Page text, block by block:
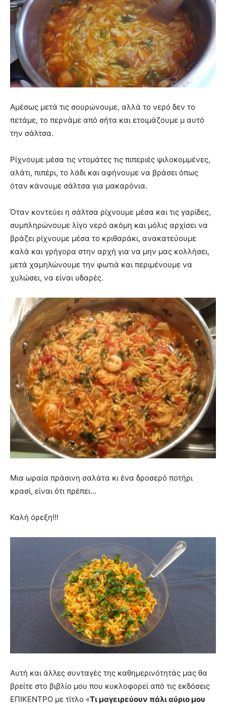
Αμέσως μετά τις σουρώνουμε, αλλά το νερό δεν το
πετάμε, το περνάμε από σήτα και ετοιμάζουμε μ αυτό
την σάλτσα.
Ρίχνουμε μέσα τις ντομάτες τις πιπεριές ψιλοκομμένες,
αλάτι, πιπέρι, το λάδι και αφήνουμε να βράσει όπως
όταν κάνουμε σάλτσα για μακαρόνια.
Όταν κοντεύει η σάλτσα ρίχνουμε μέσα και τις γαρίδες,
συμπληρώνουμε λίγο νερό ακόμη και μόλις αρχίσει να
βράζει ρίχνουμε μέσα το κριθαράκι, ανακατεύουμε
καλά και γρήγορα στην αρχή για να μην μας κολλήσει,
μετά χαμηλώνουμε την φωτιά και περιμένουμε να
χυλώσει, να είναι υδαρές.
Μια ωραία πράσινη σαλάτα κι ένα δροσερό ποτήρι
κρασί, είναι ότι πρέπει…
Καλή όρεξη!!!
Αυτή και άλλες συνταγές της καθημερινότητάς μας θα
βρείτε στο βιβλίο μου που κυκλοφορεί από τις εκδόσεις
ΕΠΙΚΕΝΤΡΟ με τίτλο «Τι μαγειρεύουν πάλι αύριο μου